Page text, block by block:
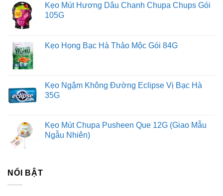
Kẹo Mút Hương Dâu Chanh Chupa Chups Gói
105G
Kẹo Họng Bạc Hà Thảo Mộc Gói 84G
Kẹo Ngậm Không Đường Eclipse Vị Bạc Hà
35G
Kẹo Mút Chupa Pusheen Que 12G (Giao Mẫu
Ngẫu Nhiên)
NỔI BẬT